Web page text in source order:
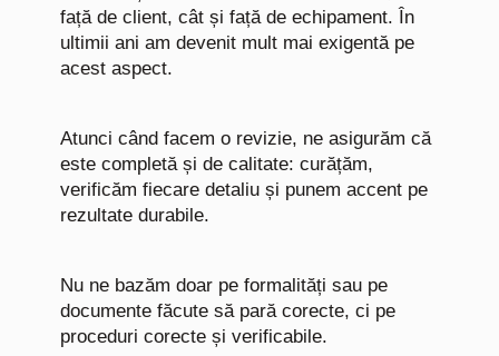
față de client, cât și față de echipament. În
ultimii ani am devenit mult mai exigentă pe
acest aspect.
Atunci când facem o revizie, ne asigurăm că
este completă și de calitate: curățăm,
verificăm fiecare detaliu și punem accent pe
rezultate durabile.
Nu ne bazăm doar pe formalități sau pe
documente făcute să pară corecte, ci pe
proceduri corecte și verificabile.